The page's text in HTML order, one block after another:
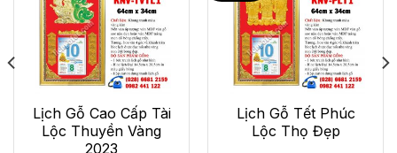
Lịch Gỗ Cao Cấp Tài
Lộc Thuyền Vàng
2023
Lịch Gỗ Tết Phúc
Lộc Thọ Đẹp